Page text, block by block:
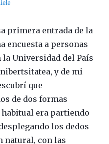
primera entrada de la
encuesta a personas
Universidad del País
y de mi
que
de dos formas
era partiendo
los dedos
natural, con las